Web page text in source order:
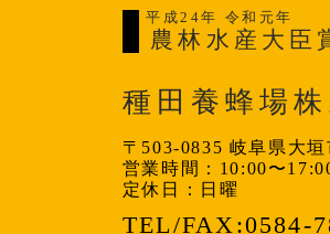
平成24年 令和元年
農林水産大臣
種田養蜂場
〒503-0835 岐阜県大
営業時間：10:00〜
定休日：日曜
TEL/FAX:0584-